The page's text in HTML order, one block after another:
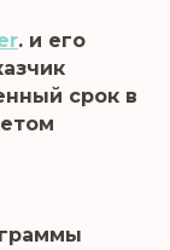
. и его
срок в